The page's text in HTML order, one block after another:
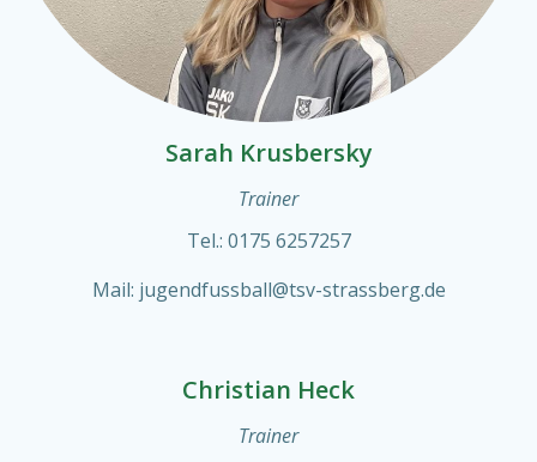
Sarah Krusbersky
Trainer
Tel.: 0175 6257257
Mail: jugendfussball@tsv-strassberg.de
Christian Heck
Trainer